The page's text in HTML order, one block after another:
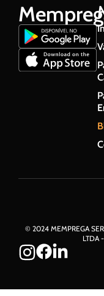
© 2024 MEMPREGA
LTDA